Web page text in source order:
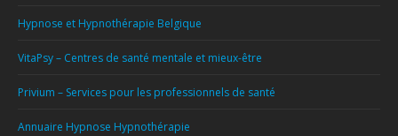
Hypnose et Hypnothérapie Belgique
VitaPsy – Centres de santé mentale et mieux-être
Privium – Services pour les professionnels de santé
Annuaire Hypnose Hypnothérapie